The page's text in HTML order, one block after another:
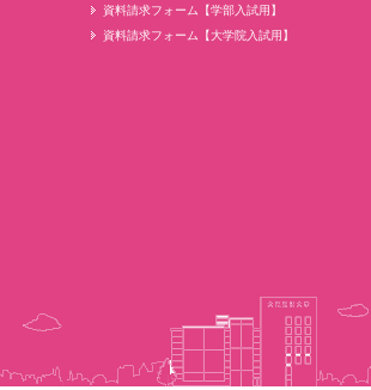
資料請求フォーム【学部入試用】
資料請求フォーム【大学院入試用】